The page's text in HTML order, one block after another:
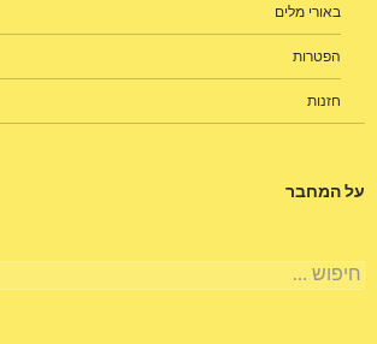
באורי מלים
הפטרות
חזנות
על המחבר
חיפוש: